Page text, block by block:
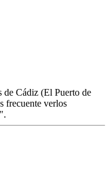
de Cádiz (El Puerto de
frecuente verlos